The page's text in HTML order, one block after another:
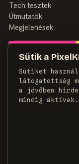
Sütik a
Sütiket
látogatottság
a jövőben
mindig
Tech tesztek
Útmutatók
Megjelenések
MAGAZIN
Szerzők
Médiaajánlat
Kapcsolat